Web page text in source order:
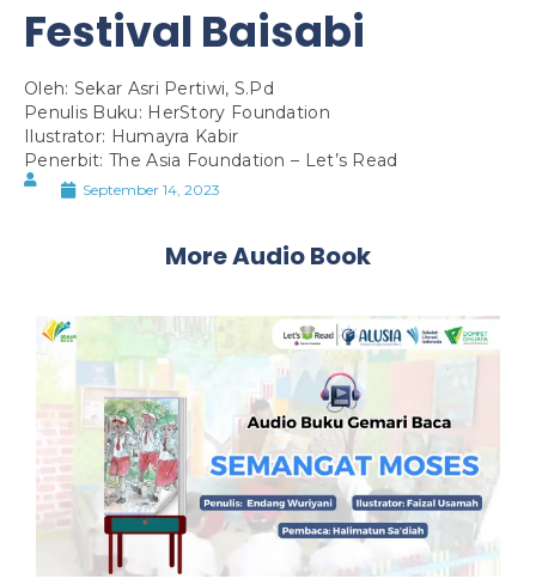
Festival Baisabi
Oleh: Sekar Asri Pertiwi, S.Pd
Penulis Buku: HerStory Foundation
Ilustrator: Humayra Kabir
Penerbit: The Asia Foundation – Let’s Read
September 14, 2023
More Audio Book